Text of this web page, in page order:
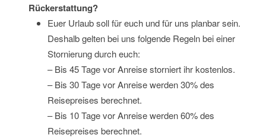
Rückerstattung?
Euer Urlaub soll für euch und für uns planbar sein.
Deshalb gelten bei uns folgende Regeln bei einer
Stornierung durch euch:
– Bis 45 Tage vor Anreise storniert ihr kostenlos.
– Bis 30 Tage vor Anreise werden 30% des
Reisepreises berechnet.
– Bis 10 Tage vor Anreise werden 60% des
Reisepreises berechnet.